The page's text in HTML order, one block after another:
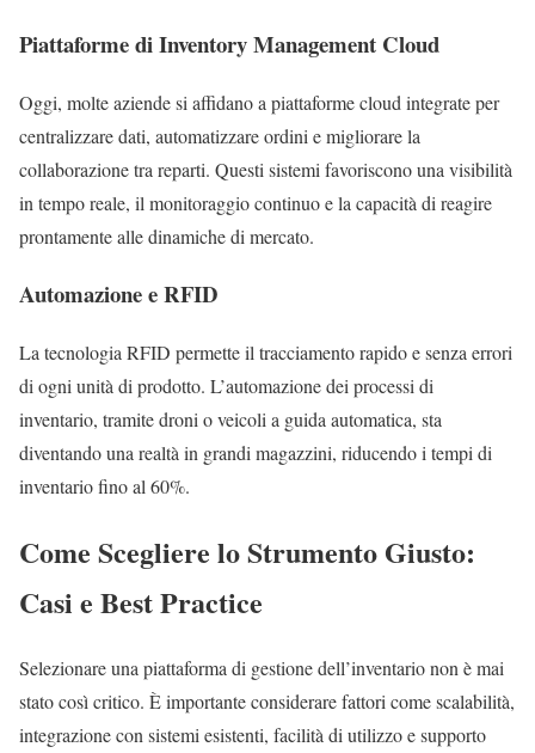
Piattaforme di Inventory Management Cloud
Oggi, molte aziende si affidano a piattaforme cloud integrate per
centralizzare dati, automatizzare ordini e migliorare la
collaborazione tra reparti. Questi sistemi favoriscono una visibilità
in tempo reale, il monitoraggio continuo e la capacità di reagire
prontamente alle dinamiche di mercato.
Automazione e RFID
La tecnologia RFID permette il tracciamento rapido e senza errori
di ogni unità di prodotto. L’automazione dei processi di
inventario, tramite droni o veicoli a guida automatica, sta
diventando una realtà in grandi magazzini, riducendo i tempi di
inventario fino al 60%.
Come Scegliere lo Strumento Giusto:
Casi e Best Practice
Selezionare una piattaforma di gestione dell’inventario non è mai
stato così critico. È importante considerare fattori come scalabilità,
integrazione con sistemi esistenti, facilità di utilizzo e supporto